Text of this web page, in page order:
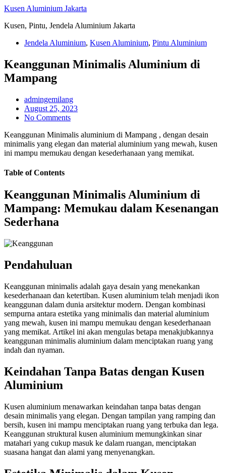
Skip
content
Kusen Aluminium Jakarta
Kusen, Pintu, Jendela Aluminium Jakarta
Jendela Aluminium, Kusen Aluminium, Pintu Aluminium
Keanggunan Minimalis Aluminium di
Mampang
admingemilang
August 25, 2023
No Comments
Keanggunan Minimalis aluminium di Mampang , dengan desain
minimalis yang elegan dan material aluminium yang mewah, kusen
ini mampu memukau dengan kesederhanaan yang memikat.
Table of Contents
Keanggunan Minimalis Aluminium di
Mampang: Memukau dalam Kesenangan
Sederhana
Pendahuluan
Keanggunan minimalis adalah gaya desain yang menekankan
kesederhanaan dan ketertiban. Kusen aluminium telah menjadi ikon
keanggunan dalam dunia arsitektur modern. Dengan kombinasi
sempurna antara estetika yang minimalis dan material aluminium
yang mewah, kusen ini mampu memukau dengan kesederhanaan
yang memikat. Artikel ini akan mengulas betapa menakjubkannya
keanggunan minimalis aluminium dalam menciptakan ruang yang
indah dan nyaman.
Keindahan Tanpa Batas dengan Kusen
Aluminium
Kusen aluminium menawarkan keindahan tanpa batas dengan
desain minimalis yang elegan. Dengan tampilan yang ramping dan
bersih, kusen ini mampu menciptakan ruang yang terbuka dan lega.
Keanggunan struktural kusen aluminium memungkinkan sinar
matahari yang cukup masuk ke dalam ruangan, menciptakan
suasana hangat dan alami yang menyenangkan.